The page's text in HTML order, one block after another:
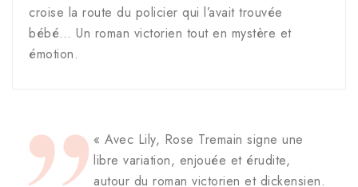
croise la route du policier qui l’avait trouvée
bébé… Un roman victorien tout en mystère et
émotion.
« Avec Lily, Rose Tremain signe une
libre variation, enjouée et érudite,
autour du roman victorien et dickensien.